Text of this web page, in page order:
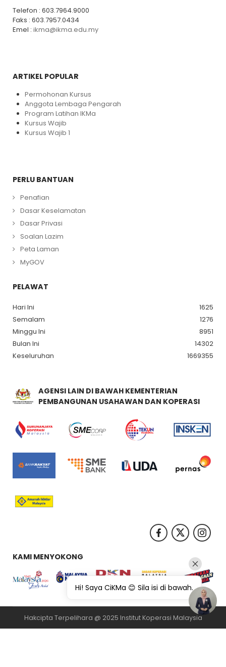
Telefon : 603.7964.9000
Faks : 603.7957.0434
Emel : ikma@ikma.edu.my
ARTIKEL POPULAR
Permohonan Kursus
Anggota Lembaga Pengarah
Program Latihan IKMa
Kursus Wajib
Kursus Wajib 1
PERLU BANTUAN
Penafian
Dasar Keselamatan
Dasar Privasi
Soalan Lazim
Peta Laman
MyGOV
PELAWAT
Hari Ini
1625
Semalam
1276
Minggu Ini
8951
Bulan Ini
14302
Keseluruhan
1669355
AGENSI LAIN DI BAWAH KEMENTERIAN
PEMBANGUNAN USAHAWAN DAN KOPERASI
KAMI MENYOKONG
Hakcipta Terpelihara @ 2025 Institut Koperasi Malaysia
Hi! Saya CiKMa 😊 Sila isi di bawah.